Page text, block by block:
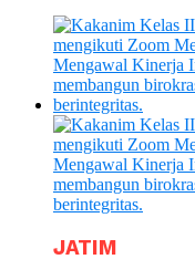
JATIM